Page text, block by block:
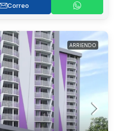
Correo
ARRIENDO